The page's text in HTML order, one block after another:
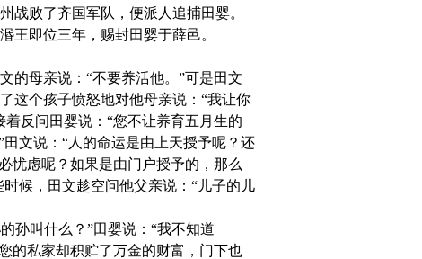
战败了齐国军队，便派人追捕田婴。
王即位三年，赐封田婴于薛邑。
母亲说：“不要养活他。”可是田文
这个孩子愤怒地对他母亲说：“我让你
反问田婴说：“您不让养育五月生的
文说：“人的命运是由上天授予呢？还
忧虑呢？如果是由门户授予的，那么
候，田文趁空问他父亲说：“儿子的儿
孙叫什么？”田婴说：“我不知道
的私家却积贮了万金的财富，门下也